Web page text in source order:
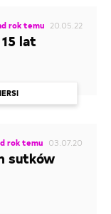
rok temu 20.05.22
lat
rok temu 03.07.20
sutków